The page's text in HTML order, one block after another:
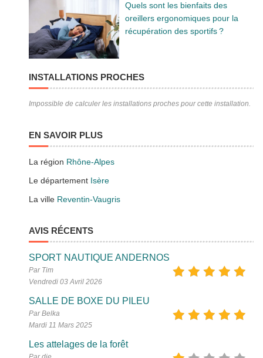
Quels sont les bienfaits des
oreillers ergonomiques pour la
récupération des sportifs ?
INSTALLATIONS PROCHES
Impossible de calculer les installations proches pour cette installation.
EN SAVOIR PLUS
La région Rhône-Alpes
Le département Isère
La ville Reventin-Vaugris
AVIS RÉCENTS
SPORT NAUTIQUE ANDERNOS
Par Tim
Vendredi 03 Avril 2026
SALLE DE BOXE DU PILEU
Par Belka
Mardi 11 Mars 2025
Les attelages de la forêt